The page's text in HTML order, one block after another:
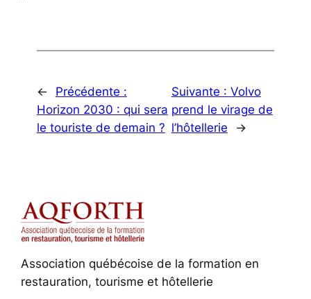
←
Précédente :
Horizon 2030 : qui sera
le touriste de demain ?
Suivante : Volvo
prend le virage de
l’hôtellerie
→
Association québécoise de la formation en
restauration, tourisme et hôtellerie